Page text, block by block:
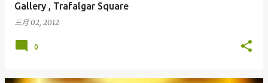
Gallery , Trafalgar Square
三月 02, 2012
0